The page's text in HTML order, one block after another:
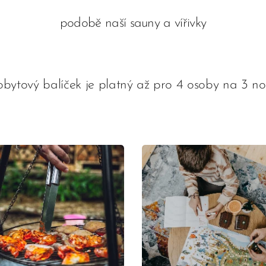
podobě naší sauny a vířivky
balíček je platný až pro 4 osoby na 3